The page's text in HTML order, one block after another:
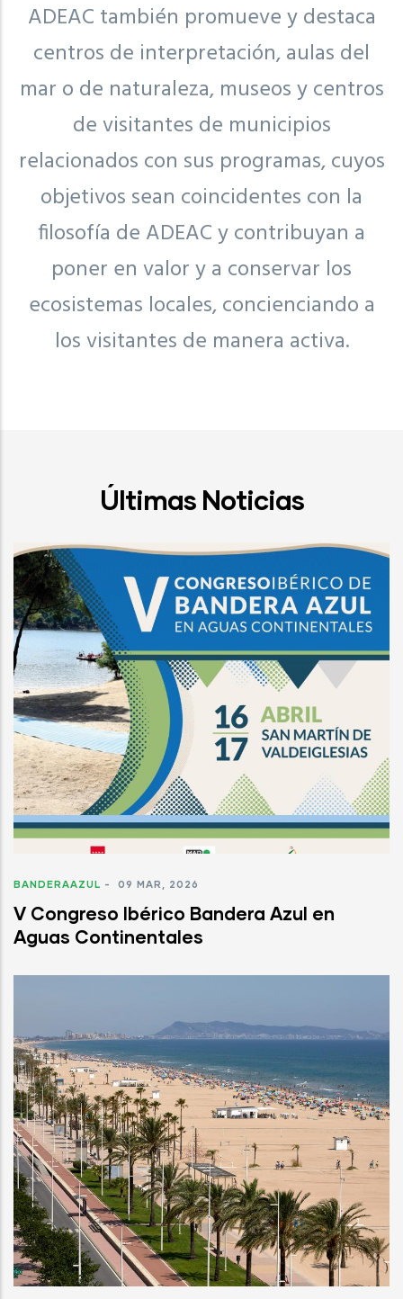
ADEAC también promueve y destaca
centros de interpretación, aulas del
mar o de naturaleza, museos y centros
de visitantes de municipios
relacionados con sus programas, cuyos
objetivos sean coincidentes con la
filosofía de ADEAC y contribuyan a
poner en valor y a conservar los
ecosistemas locales, concienciando a
los visitantes de manera activa.
Últimas Noticias
BANDERAAZUL - 09 MAR, 2026
V Congreso Ibérico Bandera Azul en
Aguas Continentales